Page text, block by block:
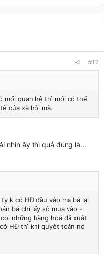
#12
mối quan hệ thì mới có thể
của xã hội mà.
nhìn ấy thì quả đúng là...
k có HĐ đầu vào mà bả lại
bả chỉ lấy số mua vào -
những hàng hoá đã xuất
HĐ thì khi quyết toán nó